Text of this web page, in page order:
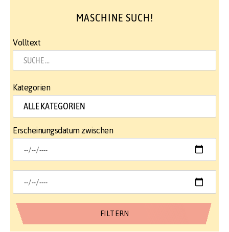
MASCHINE SUCH!
Volltext
Kategorien
Erscheinungsdatum zwischen